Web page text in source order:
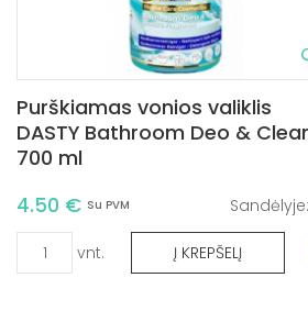
Purškiamas vonios valiklis
DASTY Bathroom Deo &
700 ml
4.50 € Su PVM Sandėlyje:
vnt. Į KREPŠELĮ